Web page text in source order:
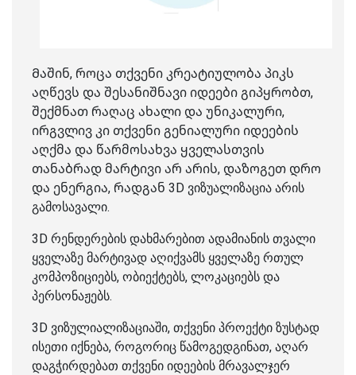
Მაშინ, როცა თქვენი კრეატიულობა პიკს
აღწევს და შესანიშნავი იდეები გიპყრობთ,
შექმნათ რაღაც ახალი და უნიკალური,
ირგვლივ კი თქვენი გენიალური იდეების
აღქმა და წარმოსახვა ყველასთვის
თანაბრად მარტივი არ არის, დაზოგეთ დრო
და ენერგია, რადგან 3D ვიზუალიზაცია არის
გამოსავალი.
3D რენდერების დახმარებით ადამიანის თვალი
ყველაზე მარტივად აღიქვამს ყველაზე რთულ
კომპოზიციებს, ობიექტებს, ლოკაციებს და
პერსონაჟებს.
3D ვიზულიალიზაციაში, თქვენი პროექტი ზუსტად
ისეთი იქნება, როგორიც წამოგედგინათ, აღარ
დაგჭირდებათ თქვენი იდეების მრავალჯერ